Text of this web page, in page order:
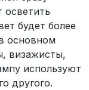
осветить
будет более
основном
визажисты,
используют
другого.